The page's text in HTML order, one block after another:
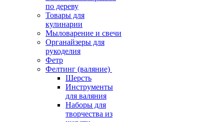
по дереву
Товары для
кулинарии
Мыловарение и свечи
Органайзеры для
рукоделия
Фетр
Фелтинг (валяние)
Шерсть
Инструменты
для валяния
Наборы для
творчества из